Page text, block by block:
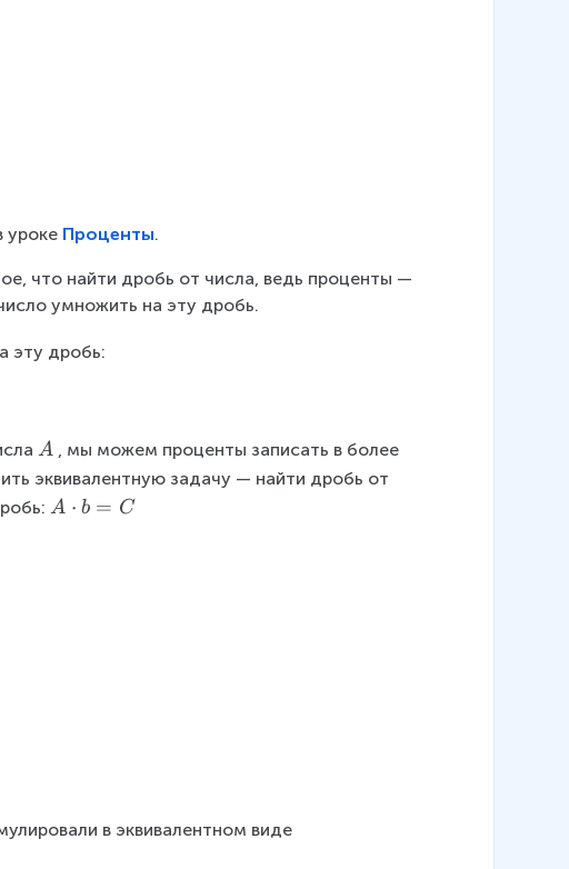
уроке Проценты.
что найти дробь от числа, ведь проценты —
умножить на эту дробь.
эту дробь:
\
\
A
A , мы можем проценты записать в более
эквивалентную задачу — найти дробь от
A
A ⋅ b = C
в эквивалентном виде